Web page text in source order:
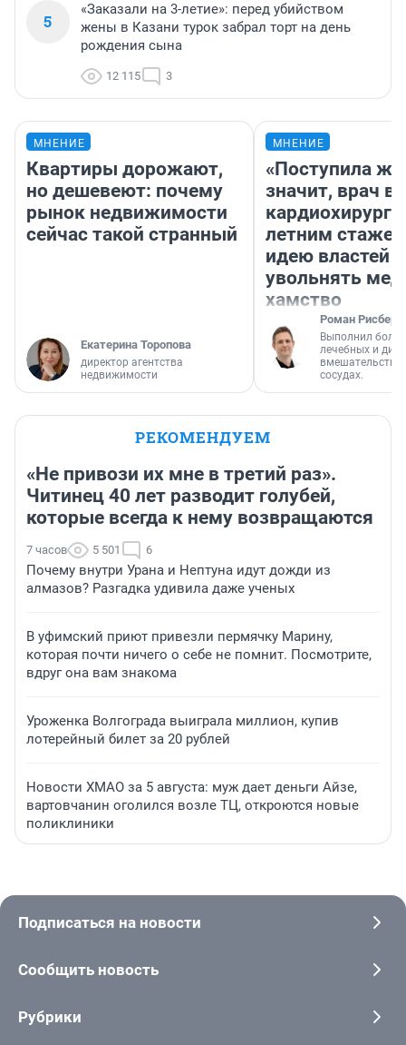
5
«Заказали на 3-летие»: перед убийством
жены в Казани турок забрал торт на день
рождения сына
12 115 3
МНЕНИЕ
Квартиры дорожают,
но дешевеют: почему
рынок недвижимости
сейчас такой странный
Екатерина Торопова
директор агентства
недвижимости
МНЕНИЕ
«Поступила
значит, врач
кардиохирург
летним
идею властей
увольнять
хамство
Роман Рисберг
Выполнил
лечебных и
вмешательств
сосудах.
РЕКОМЕНДУЕМ
«Не привози их мне в третий раз».
Читинец 40 лет разводит голубей,
которые всегда к нему возвращаются
7 часов 5 501 6
Почему внутри Урана и Нептуна идут дожди из
алмазов? Разгадка удивила даже ученых
В уфимский приют привезли пермячку Марину,
которая почти ничего о себе не помнит. Посмотрите,
вдруг она вам знакома
Уроженка Волгограда выиграла миллион, купив
лотерейный билет за 20 рублей
Новости ХМАО за 5 августа: муж дает деньги Айзе,
вартовчанин оголился возле ТЦ, откроются новые
поликлиники
Подписаться на новости
Сообщить новость
Рубрики